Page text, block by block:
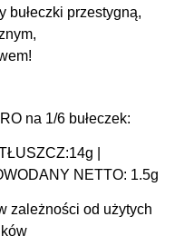
bułeczki przestygną,
na 1/6 bułeczek:
|
NETTO: 1.5g
zależności od użytych